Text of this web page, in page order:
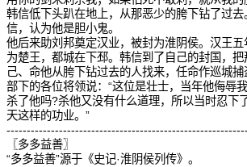
韩信低下头趴在地上，从那恶少的胯下钻了过
信，认为他是胆小鬼。
他后来助刘邦奠定汉业，被封为淮阴侯。汉王
为楚王，都城在下邳。韩信到了自己的封国，把
己、命他从胯下钻过去的人找来，任命作巡城
部下的各位将领说：“这位是壮士，当年他侮辱
杀了他吗?杀他又没有什么道理，所以当时忍下
天这样的功业。”
〖多多益善〗
“多多益善”源于《史记·淮阴侯列传》。